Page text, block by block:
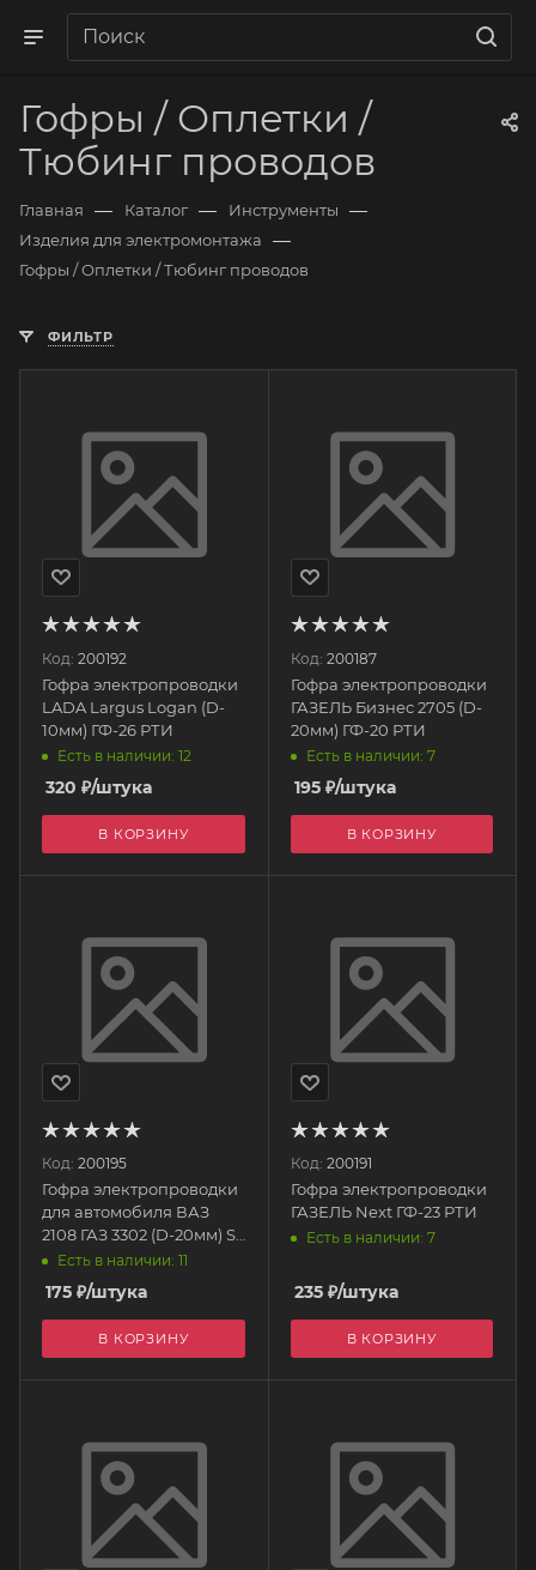
Гофры / Оплетки /
Тюбинг проводов
Главная — Каталог — Инструменты —
Изделия для электромонтажа —
Гофры / Оплетки / Тюбинг проводов
ФИЛЬТР
Код: 200192
Гофра электропроводки
LADA Largus Logan (D-
10мм) ГФ-26 РТИ
Есть в наличии: 12
320 ₽/штука
В КОРЗИНУ
Код: 200187
Гофра электропроводки
ГАЗЕЛЬ Бизнес 2705 (D-
20мм) ГФ-20 РТИ
Есть в наличии: 7
195₽/штука
В КОРЗИНУ
Код: 200195
Гофра электропроводки
для автомобиля ВАЗ
2108 ГАЗ 3302 (D-20мм) S-
образная перед. дверь.
ГФ-4 РТИ
Есть в наличии: 11
175 ₽/штука
В КОРЗИНУ
Код: 200191
Гофра электропроводки
ГАЗЕЛЬ Next ГФ-23 РТИ
Есть в наличии: 7
235₽/штука
В КОРЗИНУ